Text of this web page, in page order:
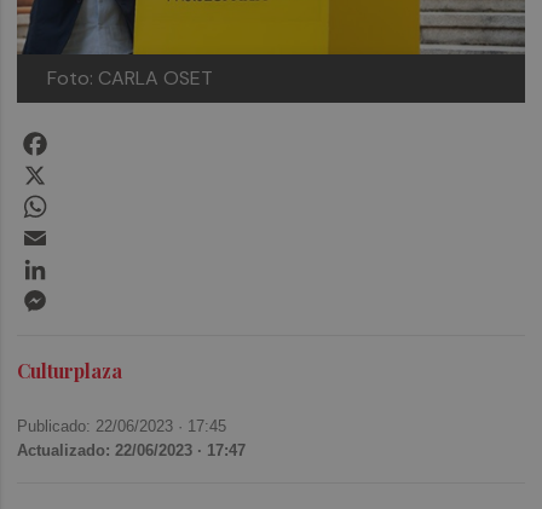
Foto: CARLA OSET
Culturplaza
Publicado: 22/06/2023 · 17:45
Actualizado: 22/06/2023 · 17:47